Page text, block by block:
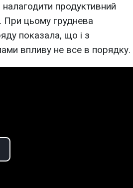
налагодити продуктивний
При цьому груднева
показала, що і з
впливу не все в порядку.